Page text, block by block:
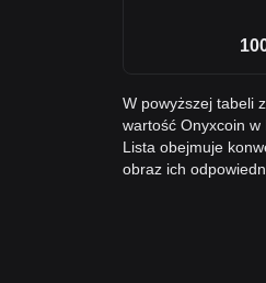
W powyższej tabeli
wartość Onyxcoin w
Lista obejmuje
obraz ich